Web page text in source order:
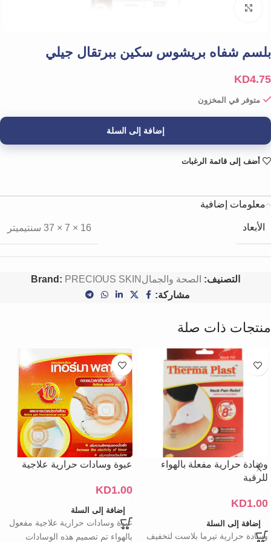
بلسم شفاه بريشوس سكين ببرتقال جيلي
KD4.75
متوفر في المخزون
إضافة إلى السلة
أضف إلى قائمة الرغبات
معلومات إضافية
الأبعاد 16 × 7 × 37 سنتيميتر
التصنيف: الصحة والجمال Brand: PRECIOUS SKIN
مشاركة:
منتجات ذات صلة
وسادة حرارية مفعلة بالهواء
للرقبة
KD1.00
إضافة إلى السلة
وسادة حرارية تيرما بلاست لتخفيف
عبوة وسادات حرارية علاجية
KD1.00
إضافة إلى السلة
عبوة وسادات حرارية علاجية مفعول
بالهواء تم تصميم هذه الوسادات